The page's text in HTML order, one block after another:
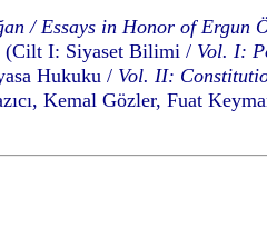
/ Essays in Honor of Ergun
(Cilt I: Siyaset Bilimi / Vol. I:
Hukuku / Vol. II:
Kemal Gözler, Fuat